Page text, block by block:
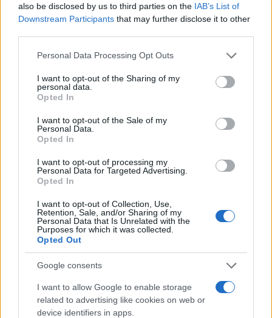
also be disclosed by us to third parties on the IAB’s List of
Downstream Participants that may further disclose it to other
Please note that this website/app uses one or more Google
not limited to your visit or usage behaviour. You may click to
grant or deny consent to Google and its third-party tags to
use your data for below specified purposes in below Google
consent section.
Personal Data Processing Opt Outs
I want to opt-out of the Sharing of my
personal data.
Opted In
I want to opt-out of the Sale of my
Personal Data.
Opted In
I want to opt-out of processing my
Personal Data for Targeted Advertising.
Opted In
I want to opt-out of Collection, Use,
Retention, Sale, and/or Sharing of my
Personal Data that Is Unrelated with the
Purposes for which it was collected.
Opted Out
Google consents
I want to allow Google to enable storage
related to advertising like cookies on web or
device identifiers in apps.
Οι μαρτυρίες λένε πως όλα ξεκίνησαν απ' τους
Άγγλους. Οι Τούρκοι αναφέρουν πως έπιναν
αστυνομία να αντιδράει και να διαλύει την
συγκέντρωση στα μπαρ. Από 'κει κατευθύνθηκαν
στην πλατεία Ταξίμ, όπου υπήρχαν οπαδοί της
μαρτυρία συνεχίζεται αναφέροντας πως κάποιος
μπήκε σε ένα μαγαζί και κάλεσε ενισχύσεις, οι
οποίες έφτασαν εντός ολίγων λεπτών και
ακολούθησε το χάος.